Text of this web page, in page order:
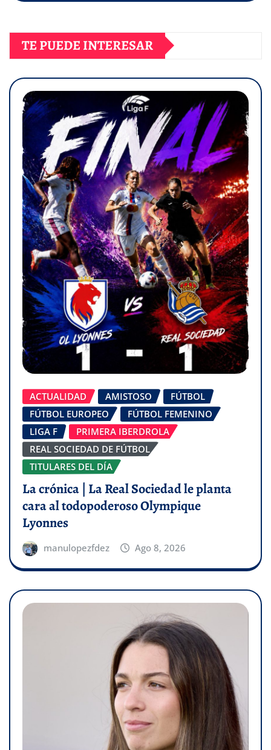
TE PUEDE INTERESAR
ACTUALIDAD AMISTOSO
FÚTBOL
FÚTBOL EUROPEO
FÚTBOL FEMENINO
LIGA F
PRIMERA IBERDROLA
REAL SOCIEDAD DE FÚTBOL
TITULARES DEL DÍA
La crónica | La Real Sociedad le planta
cara al todopoderoso Olympique
Lyonnes
manulopezfdez Ago 8, 2026